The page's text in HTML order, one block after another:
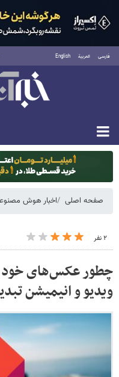
فارسی العربية English
یکشنبه ۱۸ مرداد ۱۴۰۵
صفحه اصلی اخبار هوش
۲ نفر
چطور عکس‌های خود
ویدیو و انیمیشن